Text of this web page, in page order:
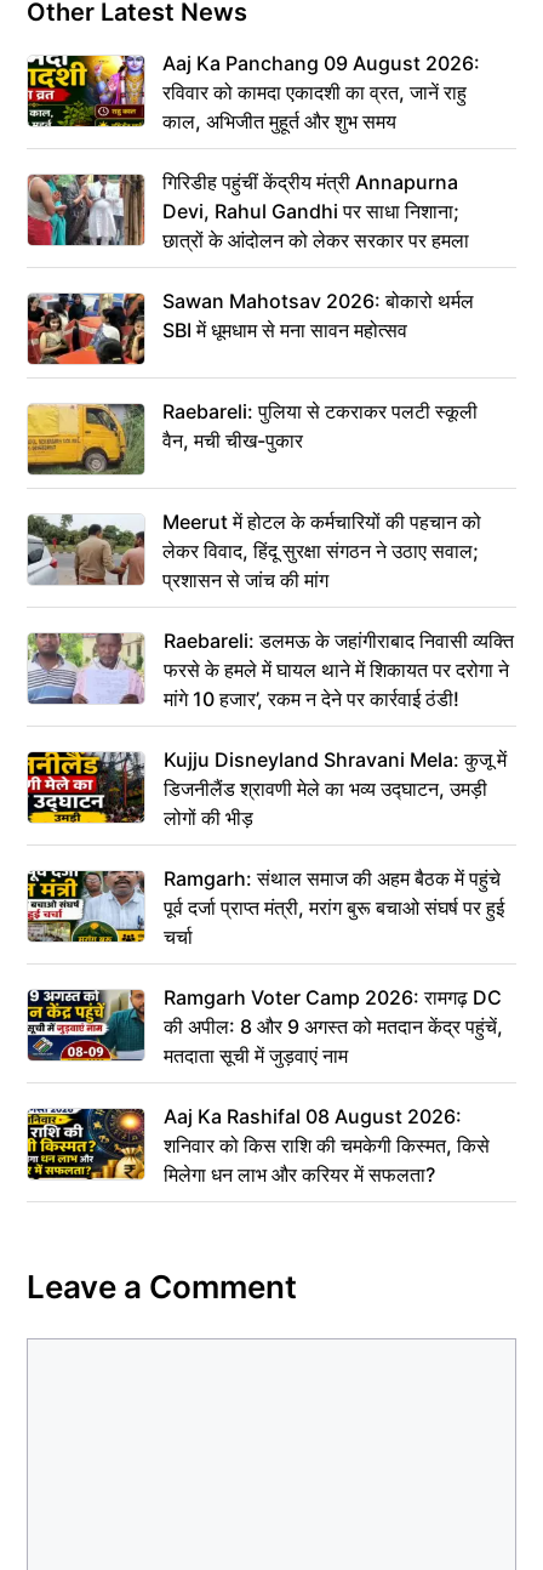
Other Latest News
Aaj Ka Panchang 09 August 2026:
रविवार को कामदा एकादशी का व्रत, जानें राहु
काल, अभिजीत मुहूर्त और शुभ समय
गिरिडीह पहुंचीं केंद्रीय मंत्री Annapurna
Devi, Rahul Gandhi पर साधा निशाना;
छात्रों के आंदोलन को लेकर सरकार पर हमला
Sawan Mahotsav 2026: बोकारो थर्मल
SBI में धूमधाम से मना सावन महोत्सव
Raebareli: पुलिया से टकराकर पलटी स्कूली
वैन, मची चीख-पुकार
Meerut में होटल के कर्मचारियों की पहचान को
लेकर विवाद, हिंदू सुरक्षा संगठन ने उठाए सवाल;
प्रशासन से जांच की मांग
Raebareli: डलमऊ के जहांगीराबाद निवासी व्यक्ति
फरसे के हमले में घायल थाने में शिकायत पर दरोगा ने
मांगे 10 हजार’, रकम न देने पर कार्रवाई ठंडी!
Kujju Disneyland Shravani Mela: कुजू में
डिजनीलैंड श्रावणी मेले का भव्य उद्घाटन, उमड़ी
लोगों की भीड़
Ramgarh: संथाल समाज की अहम बैठक में पहुंचे
पूर्व दर्जा प्राप्त मंत्री, मरांग बुरू बचाओ संघर्ष पर हुई
चर्चा
Ramgarh Voter Camp 2026: रामगढ़ DC
की अपील: 8 और 9 अगस्त को मतदान केंद्र पहुंचें,
मतदाता सूची में जुड़वाएं नाम
Aaj Ka Rashifal 08 August 2026:
शनिवार को किस राशि की चमकेगी किस्मत, किसे
मिलेगा धन लाभ और करियर में सफलता?
Leave a Comment